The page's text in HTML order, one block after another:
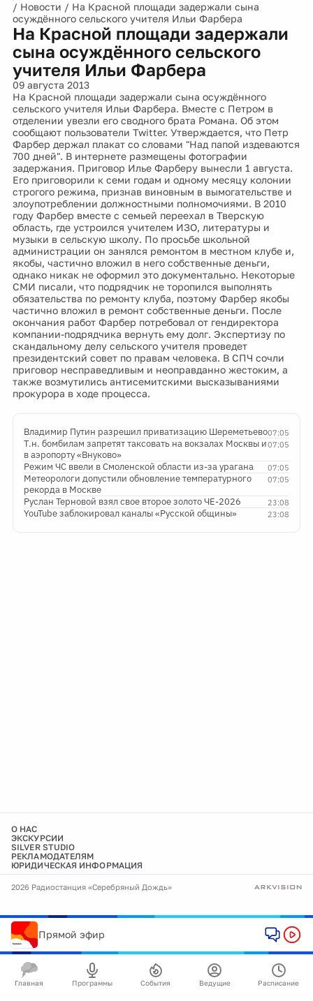
/ Новости / На Красной площади задержали сына
осуждённого сельского учителя Ильи Фарбера
На Красной площади задержали
сына осуждённого сельского
учителя Ильи Фарбера
09 августа 2013
На Красной площади задержали сына осуждённого
сельского учителя Ильи Фарбера. Вместе с Петром в
отделении увезли его сводного брата Романа. Об этом
сообщают пользователи Twitter. Утверждается, что Петр
Фарбер держал плакат со словами "Над папой издеваются
700 дней". В интернете размещены фотографии
задержания. Приговор Илье Фарберу вынесли 1 августа.
Его приговорили к семи годам и одному месяцу колонии
строгого режима, признав виновным в вымогательстве и
злоупотреблении должностными полномочиями. В 2010
году Фарбер вместе с семьей переехал в Тверскую
область, где устроился учителем ИЗО, литературы и
музыки в сельскую школу. По просьбе школьной
администрации он занялся ремонтом в местном клубе и,
якобы, частично вложил в него собственные деньги,
однако никак не оформил это документально. Некоторые
СМИ писали, что подрядчик не торопился выполнять
обязательства по ремонту клуба, поэтому Фарбер якобы
частично вложил в ремонт собственные деньги. После
окончания работ Фарбер потребовал от гендиректора
компании-подрядчика вернуть ему долг. Экспертизу по
скандальному делу сельского учителя проведет
президентский совет по правам человека. В СПЧ сочли
приговор несправедливым и неоправданно жестоким, а
также возмутились антисемитскими высказываниями
прокурора в ходе процесса.
07:05
Владимир Путин разрешил приватизацию Шереметьево
07:05
Т.н. бомбилам запретят таксовать на вокзалах Москвы и
в аэропорту «Внуково»
07:05
Режим ЧС ввели в Смоленской области из-за урагана
07:05
Метеорологи допустили обновление температурного
рекорда в Москве
23:08
Руслан Терновой взял свое второе золото ЧЕ-2026
23:08
YouTube заблокировал каналы «Русской общины»
О НАС
ЭКСКУРСИИ
SILVER STUDIO
РЕКЛАМОДАТЕЛЯМ
ЮРИДИЧЕСКАЯ ИНФОРМАЦИЯ
2026 Радиостанция «Серебряный Дождь»
Прямой эфир
Главная Программы События Ведущие Расписание